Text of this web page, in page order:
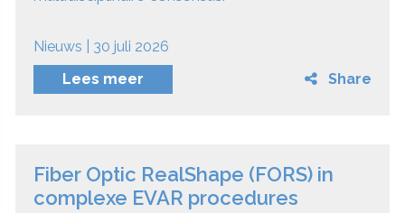
Nieuws | 30 juli 2026
Lees meer
Share
Fiber Optic RealShape (FORS) in
complexe EVAR procedures